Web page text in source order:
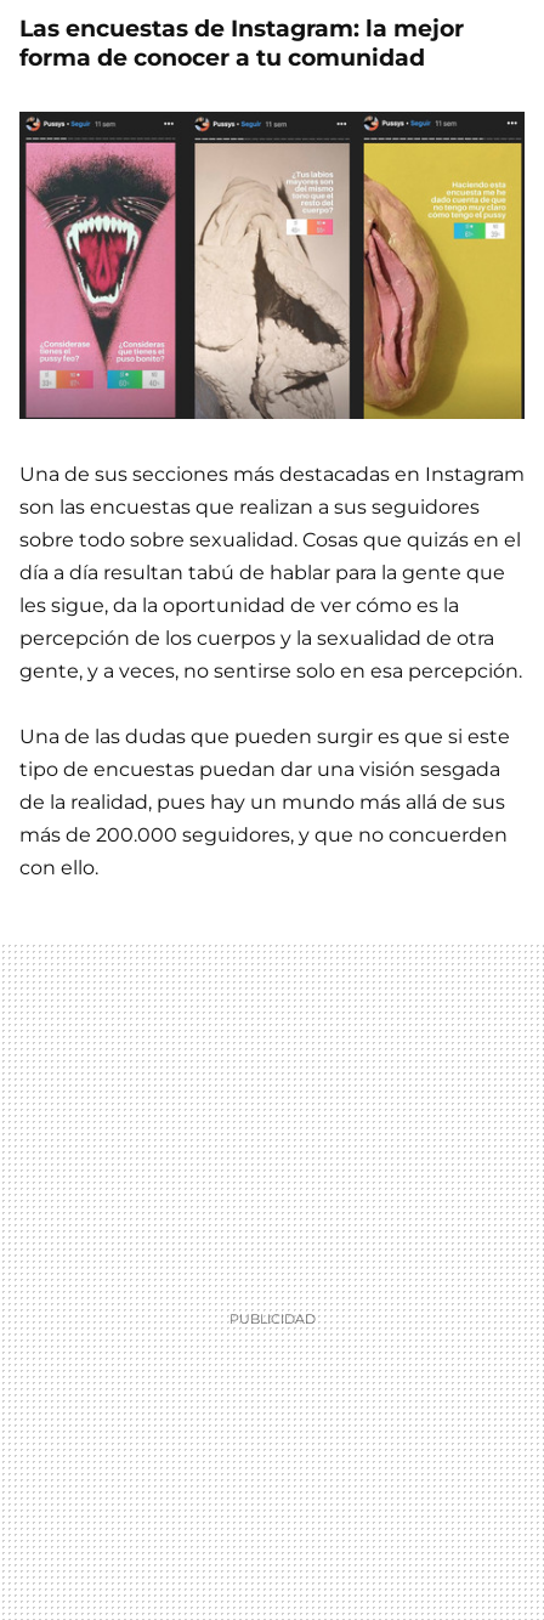
Las encuestas de Instagram: la mejor
forma de conocer a tu comunidad
Una de sus secciones más destacadas en Instagram
son las encuestas que realizan a sus seguidores
sobre todo sobre sexualidad. Cosas que quizás en el
día a día resultan tabú de hablar para la gente que
les sigue, da la oportunidad de ver cómo es la
percepción de los cuerpos y la sexualidad de otra
gente, y a veces, no sentirse solo en esa percepción.
Una de las dudas que pueden surgir es que si este
tipo de encuestas puedan dar una visión sesgada
de la realidad, pues hay un mundo más allá de sus
más de 200.000 seguidores, y que no concuerden
con ello.